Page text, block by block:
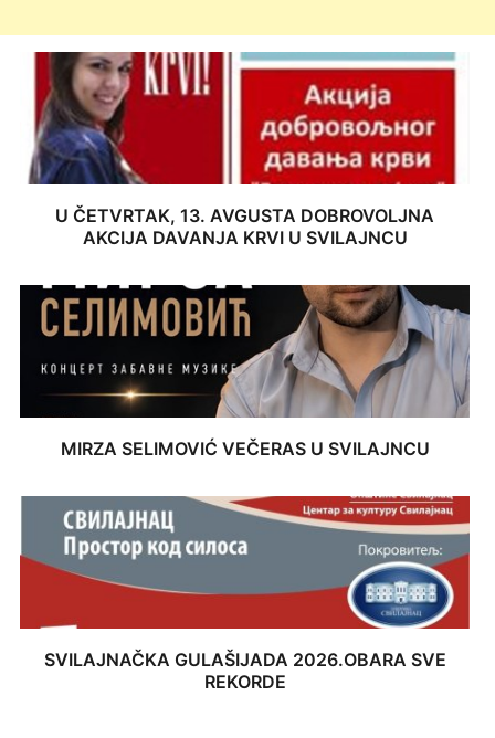
U ČETVRTAK, 13. AVGUSTA DOBROVOLJNA
AKCIJA DAVANJA KRVI U SVILAJNCU
MIRZA SELIMOVIĆ VEČERAS U SVILAJNCU
SVILAJNAČKA GULAŠIJADA 2026.OBARA SVE
REKORDE